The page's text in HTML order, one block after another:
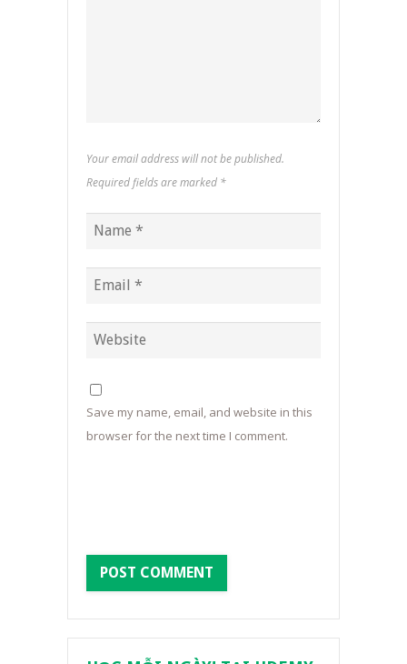
Your email address will not be published.
Required fields are marked *
Save my name, email, and website in this
browser for the next time I comment.